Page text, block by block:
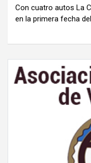
Con cuatro autos La
en la primera fecha